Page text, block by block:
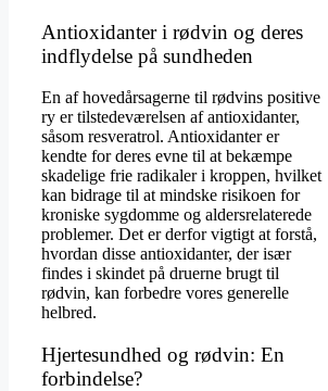
Antioxidanter i rødvin og deres
indflydelse på sundheden
En af hovedårsagerne til rødvins positive
ry er tilstedeværelsen af antioxidanter,
såsom resveratrol. Antioxidanter er
kendte for deres evne til at bekæmpe
skadelige frie radikaler i kroppen, hvilket
kan bidrage til at mindske risikoen for
kroniske sygdomme og aldersrelaterede
problemer. Det er derfor vigtigt at forstå,
hvordan disse antioxidanter, der især
findes i skindet på druerne brugt til
rødvin, kan forbedre vores generelle
helbred.
Hjertesundhed og rødvin: En
forbindelse?